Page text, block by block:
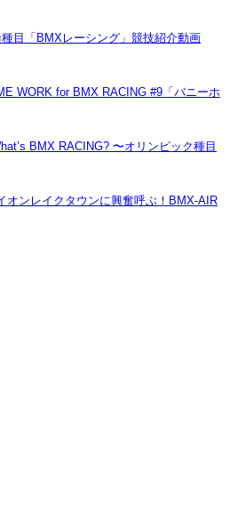
種目「BMXレーシング」競技紹介動画
WORK for BMX RACING #9「バニーホ
BMX RACING? 〜オリンピック種目
オンレイクタウンに興奮呼ぶ！BMX-AIR